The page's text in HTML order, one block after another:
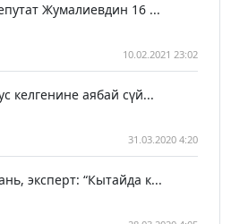
Жумалиевдин 16 ...
10.02.2021 23:02
келгенине аябай сүй...
31.03.2020 4:20
эксперт: “Кытайда к...